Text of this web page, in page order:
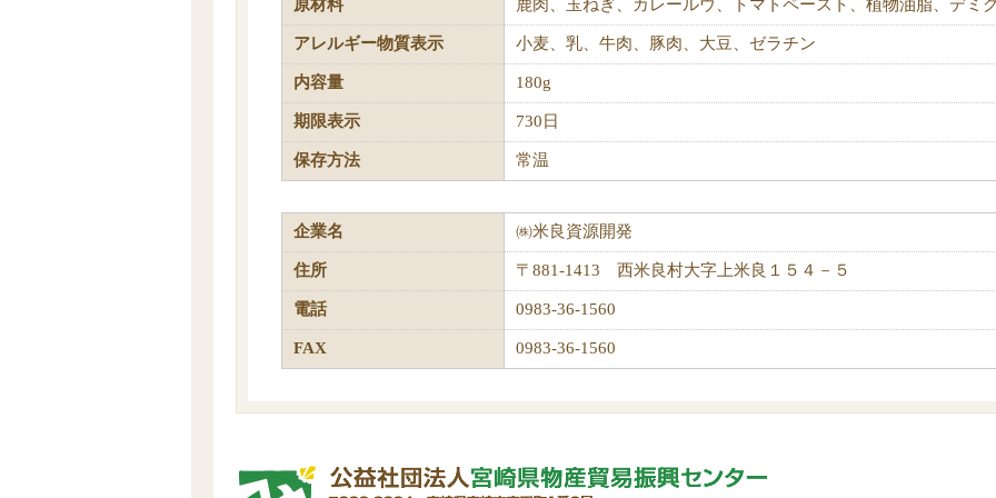
原材料 鹿肉、玉ねぎ、カレールウ、トマトペースト、植物油脂、デミ
アレルギー物質表示 小麦、乳、牛肉、豚肉、大豆、ゼラチン
内容量 180g
期限表示 730日
保存方法 常温
企業名 ㈱米良資源開発
住所 〒881-1413 西米良村大字上米良１５４－５
電話 0983-36-1560
FAX 0983-36-1560